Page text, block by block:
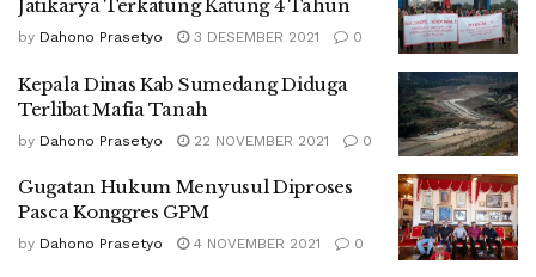
Jatikarya Terkatung Katung 4 Tahun
by Dahono Prasetyo 3 DESEMBER 2021 0
Kepala Dinas Kab Sumedang Diduga
Terlibat Mafia Tanah
by Dahono Prasetyo 22 NOVEMBER 2021 0
Gugatan Hukum Menyusul Diproses
Pasca Konggres GPM
by Dahono Prasetyo 4 NOVEMBER 2021 0